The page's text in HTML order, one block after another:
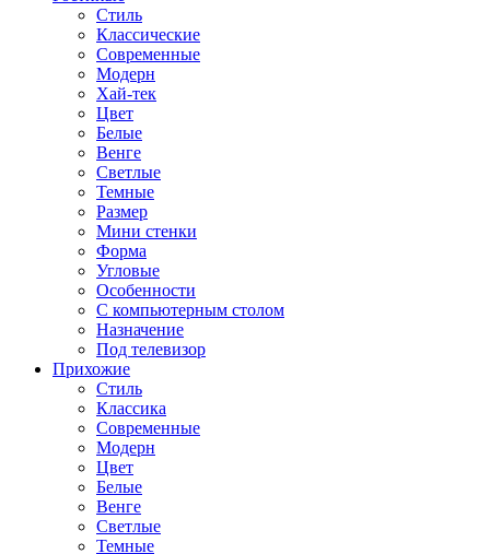
Стиль
Классические
Современные
Модерн
Хай-тек
Цвет
Белые
Венге
Светлые
Темные
Размер
Мини стенки
Форма
Угловые
Особенности
С компьютерным столом
Назначение
Под телевизор
Прихожие
Стиль
Классика
Современные
Модерн
Цвет
Белые
Венге
Светлые
Темные